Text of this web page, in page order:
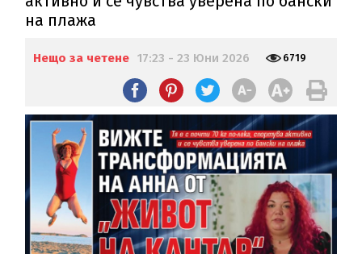
на плажа
Нещо за четене 17:23 - 23 Юни 2026 6719